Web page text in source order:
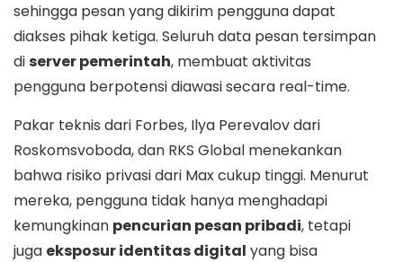
sehingga pesan yang dikirim pengguna dapat
diakses pihak ketiga. Seluruh data pesan tersimpan
diserver pemerintah, membuat aktivitas
pengguna berpotensi diawasi secara real-time.
Pakar teknis dari Forbes, Ilya Perevalov dari
Roskomsvoboda, dan RKS Global menekankan
bahwa risiko privasi dari Max cukup tinggi. Menurut
mereka, pengguna tidak hanya menghadapi
kemungkinan pencurian pesan pribadi, tetapi
juga eksposur identitas digital yang bisa